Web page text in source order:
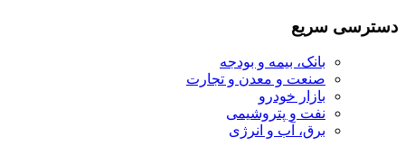
دسترسی سریع
بانک، بیمه و بودجه
صنعت و معدن و تجارت
بازار خودرو
نفت و پتروشیمی
برق، آب و انرژی